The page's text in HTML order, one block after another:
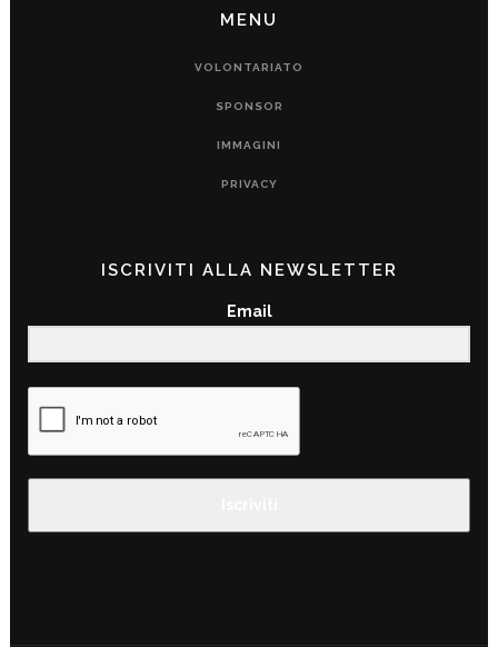
MENU
VOLONTARIATO
SPONSOR
IMMAGINI
PRIVACY
ISCRIVITI ALLA NEWSLETTER
Email